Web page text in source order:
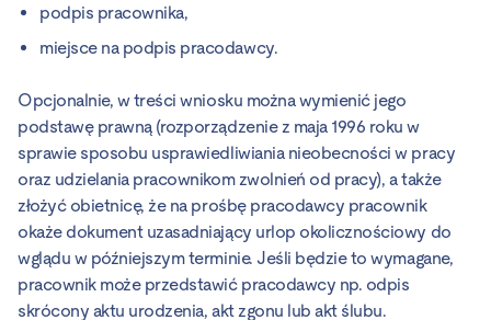
podpis pracownika,
miejsce na podpis pracodawcy.
Opcjonalnie, w treści wniosku można wymienić jego
podstawę prawną (rozporządzenie z maja 1996 roku w
sprawie sposobu usprawiedliwiania nieobecności w pracy
oraz udzielania pracownikom zwolnień od pracy), a także
złożyć obietnicę, że na prośbę pracodawcy pracownik
okaże dokument uzasadniający urlop okolicznościowy do
wglądu w późniejszym terminie. Jeśli będzie to wymagane,
pracownik może przedstawić pracodawcy np. odpis
skrócony aktu urodzenia, akt zgonu lub akt ślubu.